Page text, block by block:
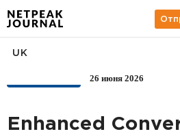
26 июня 2026
UK
Enhanced